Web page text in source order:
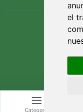
el
Categoría